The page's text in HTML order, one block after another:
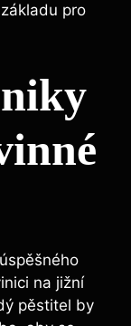
pro
na ⁤jižní
pěstitel by⁢